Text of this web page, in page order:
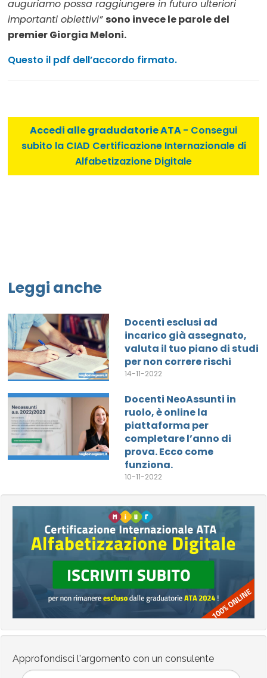
auguriamo possa raggiungere in futuro ulteriori
importanti obiettivi” sono invece le parole del
premier Giorgia Meloni.
Questo il pdf dell’accordo firmato.
Accedi alle gradudatorie ATA- Consegui
subito la CIAD Certificazione Internazionale di
Alfabetizazione Digitale
Leggi anche
Docenti esclusi ad
incarico già assegnato,
valuta il tuo piano di studi
per non correre rischi
14-11-2022
Docenti NeoAssunti in
ruolo, è online la
piattaforma per
completare l’anno di
prova. Ecco come
funziona.
10-11-2022
Approfondisci l'argomento con un consulente